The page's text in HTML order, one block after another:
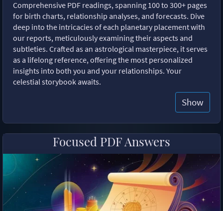
Comprehensive PDF readings, spanning 100 to 300+ pages
for birth charts, relationship analyses, and forecasts. Dive
deep into the intricacies of each planetary placement with
our reports, meticulously examining their aspects and
subtleties. Crafted as an astrological masterpiece, it serves
as a lifelong reference, offering the most personalized
insights into both you and your relationships. Your
celestial storybook awaits.
Show
Focused PDF Answers